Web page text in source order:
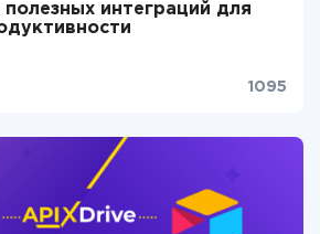
интеграций для
1095